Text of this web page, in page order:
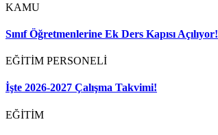
KAMU
Sınıf Öğretmenlerine Ek Ders Kapısı Açılıyor!
EĞİTİM PERSONELİ
İşte 2026-2027 Çalışma Takvimi!
EĞİTİM